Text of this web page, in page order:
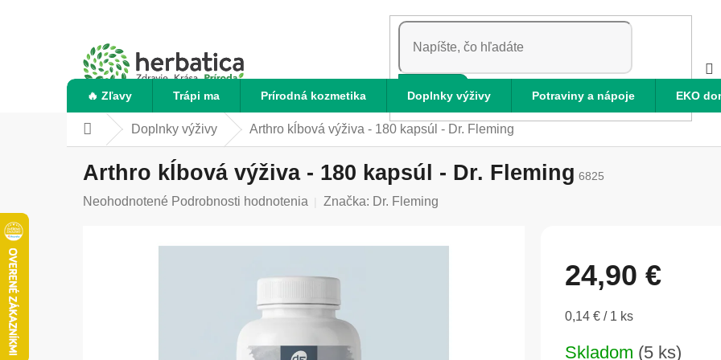
HĽADAŤ
🔥 Zľavy Trápi ma Prírodná kozmetika Doplnky výživy Potraviny a nápoje EKO
DomovDoplnky výživy Arthro kĺbová výživa - 180 kapsúl - Dr. Fleming
Arthro kĺbová výživa - 180 kapsúl - Dr. Fleming 6825
Priemerné
Neohodnotené Podrobnosti hodnotenia Značka: Dr. Fleming
24,90 €
Jednotková
0,14 € / 1 ks
Skladom (5 ks)